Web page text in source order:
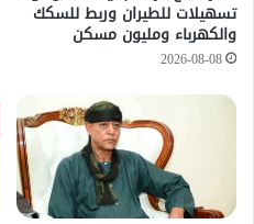
تسهيلات للطيران وربط للسكك
والكهرباء ومليون مسكن
2026-08-08